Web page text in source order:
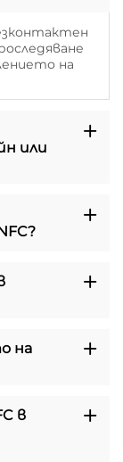
на
или
на
в